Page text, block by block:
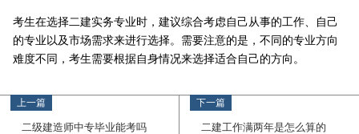
考生在选择二建实务专业时，建议综合考虑自己从事的工作、自己
的专业以及市场需求来进行选择。需要注意的是，不同的专业方向
难度不同，考生需要根据自身情况来选择适合自己的方向。
上一篇
二级建造师中专毕业能考吗
下一篇
二建工作满两年是怎么算的